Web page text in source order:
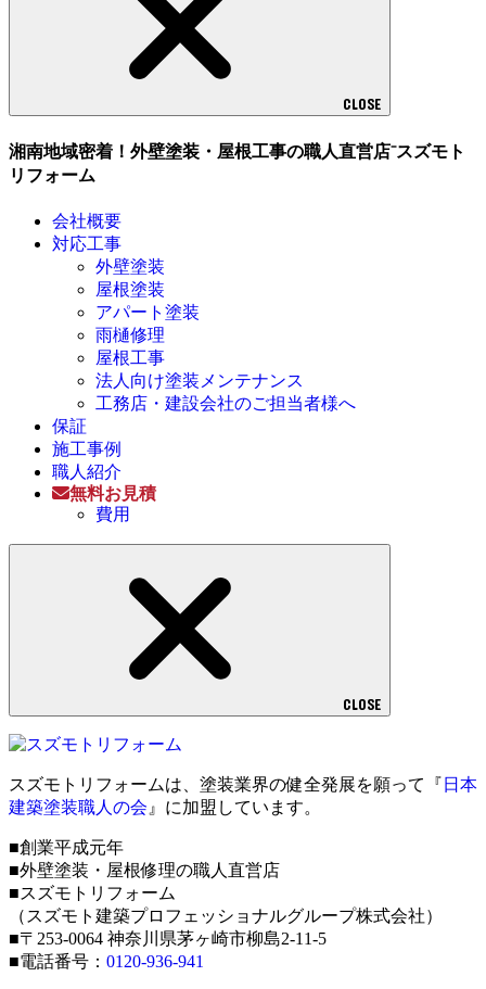
CLOSE
湘南地域密着！外壁塗装・屋根工事の職人直営店⁻スズモト
リフォーム
会社概要
対応工事
外壁塗装
屋根塗装
アパート塗装
雨樋修理
屋根工事
法人向け塗装メンテナンス
工務店・建設会社のご担当者様へ
保証
施工事例
職人紹介
無料お見積
費用
CLOSE
スズモトリフォームは、塗装業界の健全発展を願って『 日本
建築塗装職人の会 』に加盟しています。
■創業平成元年
■外壁塗装・屋根修理の職人直営店
■スズモトリフォーム
（スズモト建築プロフェッショナルグループ株式会社）
■〒253-0064 神奈川県茅ヶ崎市柳島2-11-5
■電話番号： 0120-936-941